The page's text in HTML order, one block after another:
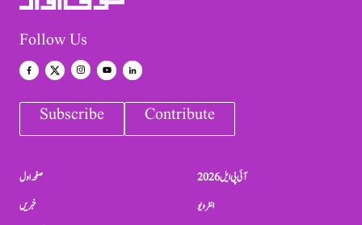
Follow Us
Subscribe Contribute
صفحہ اول
خبریں
آئی پی ایل 2026
انٹرویو